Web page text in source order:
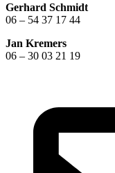
Gerhard Schmidt
06 – 54 37 17 44​
Jan Kremers
06 – 30 03 21 19